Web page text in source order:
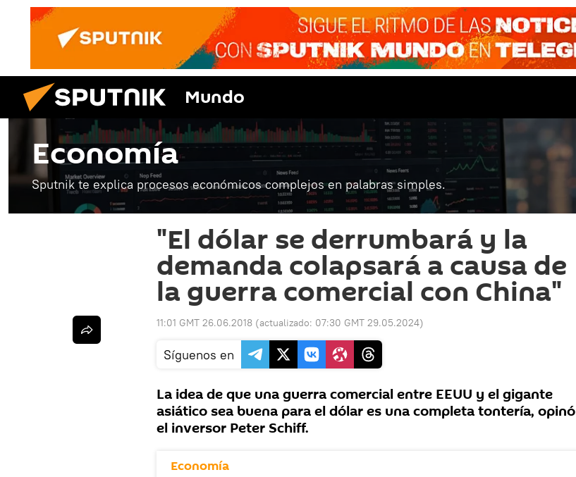
Mundo
Economía
Sputnik te explica procesos económicos complejos en palabras simples.
"El dólar se derrumbará y la
demanda colapsará a causa de
la guerra comercial con China"
11:01 GMT 26.06.2018 (actualizado: 07:30 GMT 29.05.2024)
Síguenos en
La idea de que una guerra comercial entre EEUU y el gigante
asiático sea buena para el dólar es una completa tontería, opinó
el inversor Peter Schiff.
Economía